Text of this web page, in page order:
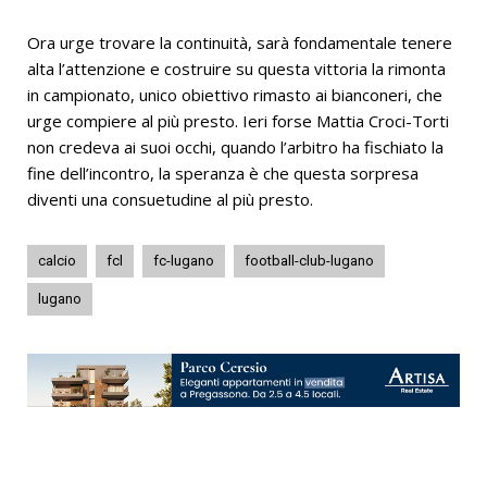
Ora urge trovare la continuità, sarà fondamentale tenere
alta l’attenzione e costruire su questa vittoria la rimonta
in campionato, unico obiettivo rimasto ai bianconeri, che
urge compiere al più presto. Ieri forse Mattia Croci-Torti
non credeva ai suoi occhi, quando l’arbitro ha fischiato la
fine dell’incontro, la speranza è che questa sorpresa
diventi una consuetudine al più presto.
calcio fcl fc-lugano football-club-lugano
lugano